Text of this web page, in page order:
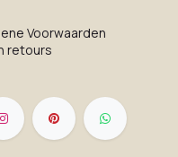
Voorwaarden
retours